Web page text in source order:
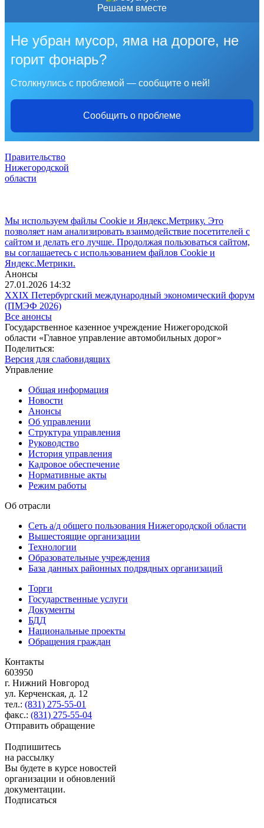
Решаем вместе
Не убран мусор, яма на дороге, не
горит фонарь?
Столкнулись с проблемой — сообщите о ней!
Сообщить о проблеме
Правительство
Нижегородской
области
Мы используем файлы Cookie и Яндекс.Метрику. Это
позволяет нам анализировать взаимодействие посетителей с
сайтом и делать его лучше. Продолжая пользоваться сайтом,
вы соглашаетесь с использованием файлов Cookie и
Яндекс.Метрики.
Анонсы
27.01.2026 14:32
XXIX Петербургский международный экономический форум
(ПМЭФ 2026)
Все анонсы
Государственное казенное учреждение Нижегородской
области «Главное управление автомобильных дорог»
Поделиться:
Версия для слабовидящих
Управление
Общая информация
Новости
Анонсы
Об управлении
Структура управления
Руководство
История управления
Кадровое обеспечение
Нормативные акты
Режим работы
Об отрасли
Сеть а/д общего пользования Нижегородской области
Вышестоящие организации
Технологии
Образовательные учреждения
База данных районных подрядных организаций
Торги
Государственные услуги
Документы
БДД
Национальные проекты
Обращения граждан
Контакты
603950
г. Нижний Новгород
ул. Керченская, д. 12
тел.: (831) 275-55-01
факс.: (831) 275-55-04
Отправить обращение
Подпишитесь
на рассылку
Вы будете в курсе новостей
организации и обновлений
документации.
Подписаться